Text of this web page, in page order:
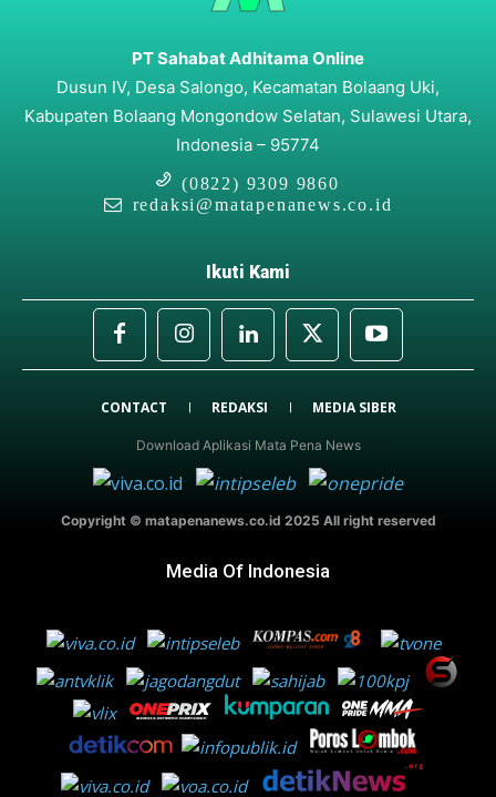
PT Sahabat Adhitama Online
Dusun IV, Desa Salongo, Kecamatan Bolaang Uki,
Kabupaten Bolaang Mongondow Selatan, Sulawesi Utara,
Indonesia – 95774
(0822) 9309 9860
redaksi@matapenanews.co.id
Ikuti Kami
CONTACT REDAKSI MEDIA SIBER
Download Aplikasi Mata Pena News
Copyright © matapenanews.co.id 2025 All right reserved
Media Of Indonesia